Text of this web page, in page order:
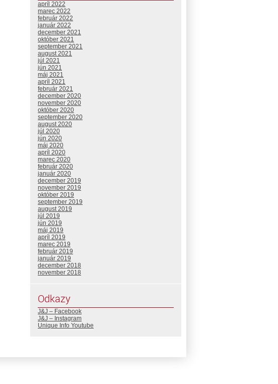
apríl 2022
marec 2022
február 2022
január 2022
december 2021
október 2021
september 2021
august 2021
júl 2021
jún 2021
máj 2021
apríl 2021
február 2021
december 2020
november 2020
október 2020
september 2020
august 2020
júl 2020
jún 2020
máj 2020
apríl 2020
marec 2020
február 2020
január 2020
december 2019
november 2019
október 2019
september 2019
august 2019
júl 2019
jún 2019
máj 2019
apríl 2019
marec 2019
február 2019
január 2019
december 2018
november 2018
Odkazy
J&J – Facebook
J&J – Instagram
Unique Info Youtube